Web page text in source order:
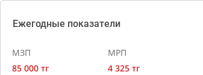
Ежегодные показатели
МЗП
85 000 тг
МРП
4 325 тг